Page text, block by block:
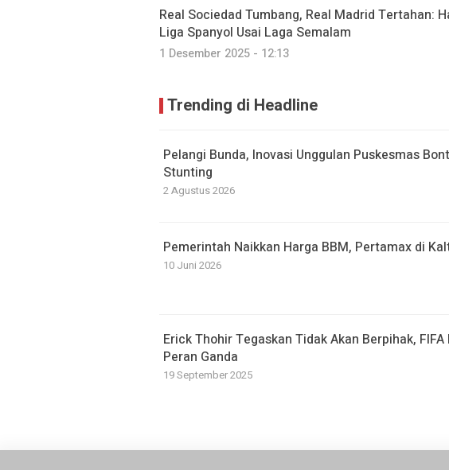
Real Sociedad Tumbang, Real Madrid Tertahan:
Liga Spanyol Usai Laga Semalam
1 Desember 2025 - 12:13
Trending di Headline
Pelangi Bunda, Inovasi Unggulan Puskesmas
Stunting
2 Agustus 2026
Pemerintah Naikkan Harga BBM, Pertamax di
10 Juni 2026
Erick Thohir Tegaskan Tidak Akan Berpihak,
Peran Ganda
19 September 2025